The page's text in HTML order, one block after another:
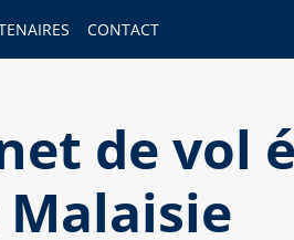
CONTACT
de vol
Malaisie